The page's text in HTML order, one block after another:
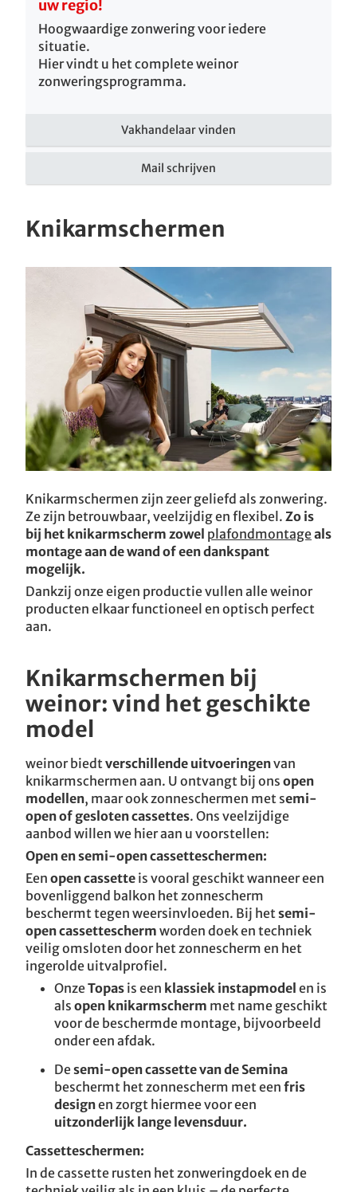
uw regio!
Hoogwaardige zonwering voor iedere
situatie.
Hier vindt u het complete weinor
zonweringsprogramma.
Vakhandelaar vinden
Mail schrijven
Knikarmschermen
Knikarmschermen zijn zeer geliefd als zonwering.
Ze zijn betrouwbaar, veelzijdig en flexibel. Zo is
bij het knikarmscherm zowel plafondmontageals
montage aan de wand of een dankspant
mogelijk.
Dankzij onze eigen productie vullen alle weinor
producten elkaar functioneel en optisch perfect
aan.
Knikarmschermen bij
weinor: vind het geschikte
model
weinor biedtverschillende uitvoeringenvan
knikarmschermen aan. U ontvangt bij ons open
modellen, maar ook zonneschermen met semi-
open of gesloten cassettes. Ons veelzijdige
aanbod willen we hier aan u voorstellen:
Open en semi-open cassetteschermen:
Een open cassette is vooral geschikt wanneer een
bovenliggend balkon het zonnescherm
beschermt tegen weersinvloeden. Bij hetsemi-
open cassettescherm worden doek en techniek
veilig omsloten door het zonnescherm en het
ingerolde uitvalprofiel.
OnzeTopas is een klassiek instapmodel en is
als open knikarmscherm met name geschikt
voor de beschermde montage, bijvoorbeeld
onder een afdak.
Desemi-open cassette van de Semina
beschermt het zonnescherm met een fris
designen zorgt hiermee voor een
uitzonderlijk lange levensduur.
Cassetteschermen:
In de cassette rusten het zonweringdoek en de